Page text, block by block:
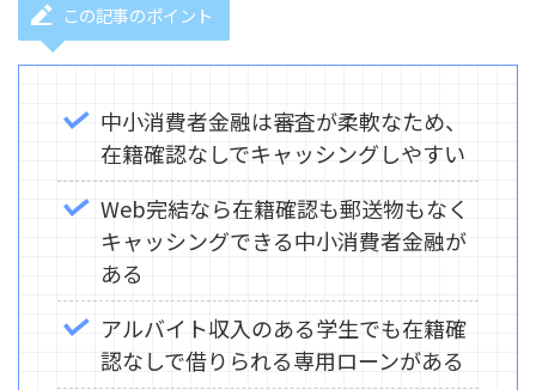
この記事のポイント
中小消費者金融は審査が柔軟なため、
在籍確認なしでキャッシングしやすい
Web完結なら在籍確認も郵送物もなく
キャッシングできる中小消費者金融が
ある
アルバイト収入のある学生でも在籍確
認なしで借りられる専用ローンがある